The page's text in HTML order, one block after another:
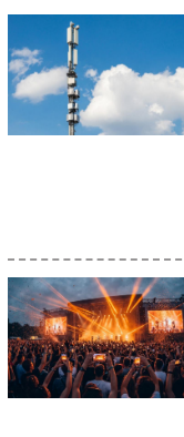
Интернет
Мобильная связь
Фиксированная
Интеграция
Рынок ПК
ПО
Outsourcing
Кадры
Регулирование
Финансы